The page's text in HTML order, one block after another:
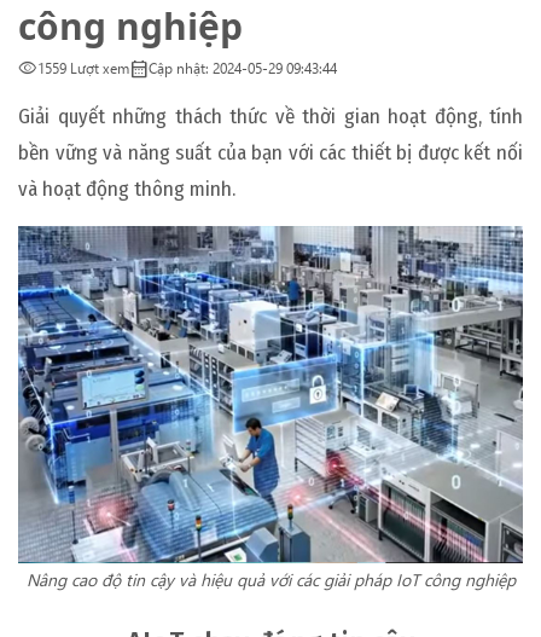
công nghiệp
visibility1559 Lượt xemcalendar_monthCập nhật: 2024-05-29 09:43:44
Giải quyết những thách thức về thời gian hoạt động, tính
bền vững và năng suất của bạn với các thiết bị được kết nối
và hoạt động thông minh.
Nâng cao độ tin cậy và hiệu quả với các giải pháp IoT công nghiệp